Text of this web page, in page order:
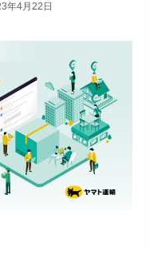
年4月22日